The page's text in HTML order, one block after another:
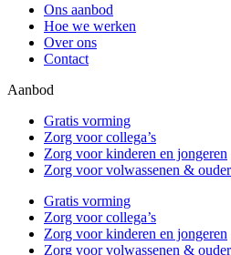
Ons aanbod
Hoe we werken
Over ons
Contact
Aanbod
Gratis vorming
Zorg voor collega’s
Zorg voor kinderen en jongeren
Zorg voor volwassenen &
Gratis vorming
Zorg voor collega’s
Zorg voor kinderen en jongeren
Zorg voor volwassenen &